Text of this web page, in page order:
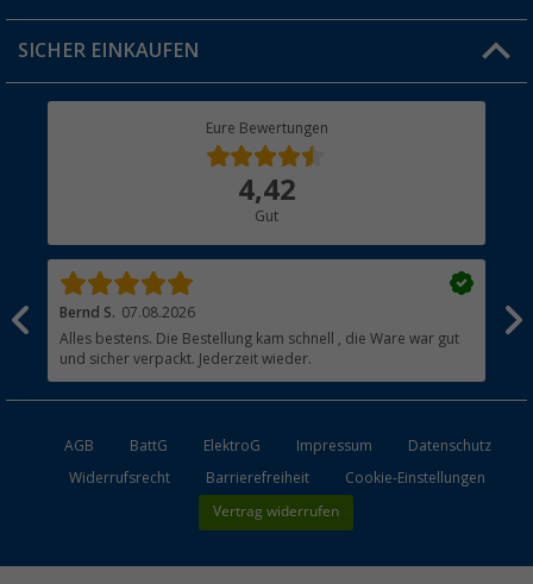
Jobs & Karriere
Rücksendung
SICHER EINKAUFEN
Eure Bewertungen
4,42
Gut
Bernd S. 07.08.2026
Alles bestens. Die Bestellung kam schnell , die Ware war gut
und sicher verpackt. Jederzeit wieder.
AGB BattG ElektroG Impressum
Datenschutz
Widerrufsrecht
Barrierefreiheit Cookie-Einstellungen
Vertrag widerrufen